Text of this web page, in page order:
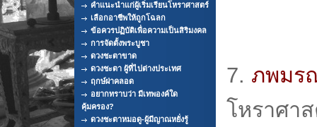
คำแนะนำแก่ผู้เริ่มเรียนโหราศาสตร์
เลือกอาชีพให้ถูกโฉลก
ข้อควรปฏิบัติเพื่อความเป็นสิริมงคล
การจัดตั้งพระบูชา
ดวงชะตาขาด
ดวงชะตา ผู้ที่ไปต่างประเทศ
ฤกษ์ผ่าคลอด
อยากทราบว่า มีเทพองค์ใด
คุ้มครอง?
ดวงชะตาหมอดู-ผู้มีญาณหยั่งรู้
7. ภพม
โหราศา